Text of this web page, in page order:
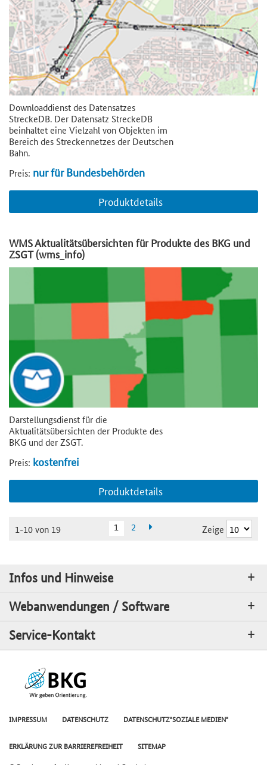
Downloaddienst des Datensatzes
StreckeDB. Der Datensatz StreckeDB
beinhaltet eine Vielzahl von Objekten im
Bereich des Streckennetzes der Deutschen
Bahn.
Preis: nur für Bundesbehörden
Produktdetails
WMS Aktualitätsübersichten für Produkte des BKG und
ZSGT (wms_info)
Darstellungsdienst für die
Aktualitätsübersichten der Produkte des
BKG und der ZSGT.
Preis: kostenfrei
Produktdetails
1-10 von 19 Zeige
1 2
Infos und Hinweise
Webanwendungen / Software
Service-Kontakt
IMPRESSUM DATENSCHUTZ DATENSCHUTZ"SOZIALE MEDIEN"
ERKLÄRUNG ZUR BARRIEREFREIHEIT
SITEMAP